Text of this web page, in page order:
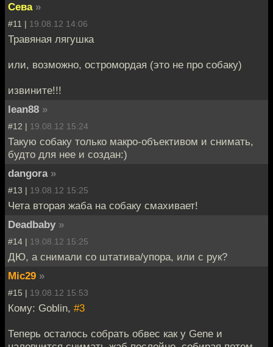
Сева »
#11 | 19.08.12 14:06
Травяная лягушка
или, возможно, остромордая (это не про собаку)
извините!!!
lean88 »
#12 | 19.08.12 15:24
Такую собаку только макро-объективом и снимать,
будто для нее и создан:)
dangora »
#13 | 19.08.12 15:25
Чета вторая жаба на собаку смахивает!
Deadbaby »
#14 | 19.08.12 15:25
ДЮ, а снимали со штатива/упора, или с рук?
Mic29 »
#15 | 19.08.12 15:53
Кому: Goblin, #3
Теперь осталось собрать обвес как у Gene и